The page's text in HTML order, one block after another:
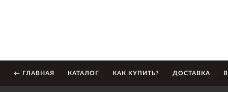
← ГЛАВНАЯ КАТАЛОГ КАК КУПИТЬ? ДОСТАВКА